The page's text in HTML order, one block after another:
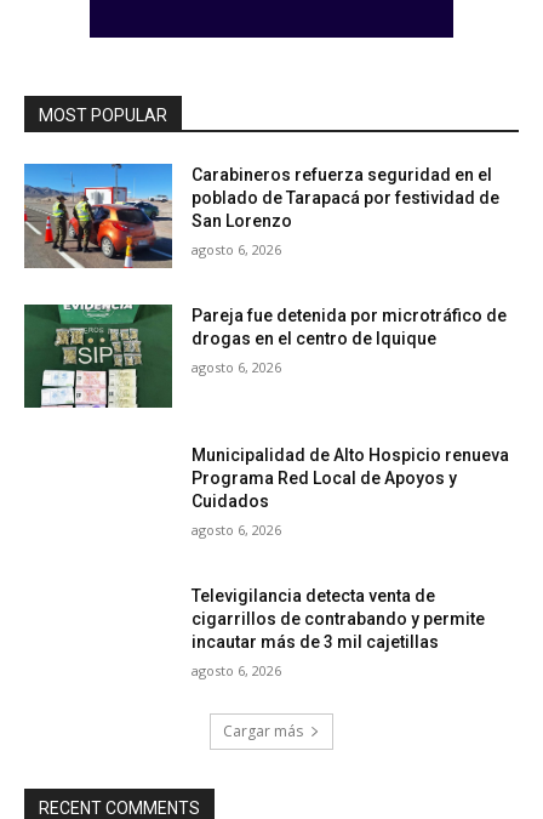
MOST POPULAR
Carabineros refuerza seguridad en el
poblado de Tarapacá por festividad de
San Lorenzo
agosto 6, 2026
Pareja fue detenida por microtráfico de
drogas en el centro de Iquique
agosto 6, 2026
Municipalidad de Alto Hospicio renueva
Programa Red Local de Apoyos y
Cuidados
agosto 6, 2026
Televigilancia detecta venta de
cigarrillos de contrabando y permite
incautar más de 3 mil cajetillas
agosto 6, 2026
Cargar más
RECENT COMMENTS